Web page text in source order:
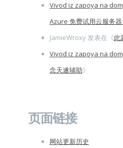
Vivod iz zapoya na
Azure 免费试用云服务
JamieWroxy发表在《此
Vivod iz zapoya na
念天遂辅助》
页面链接
网站更新历史